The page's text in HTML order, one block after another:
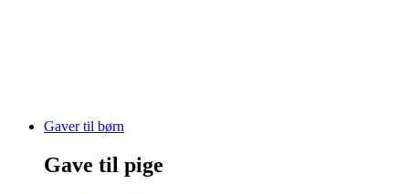
Gaver til børn
Gave til pige